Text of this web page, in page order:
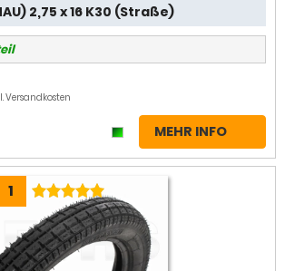
2,75 x 16 K30 (Straße)
Versandkosten
MEHR INFO
1